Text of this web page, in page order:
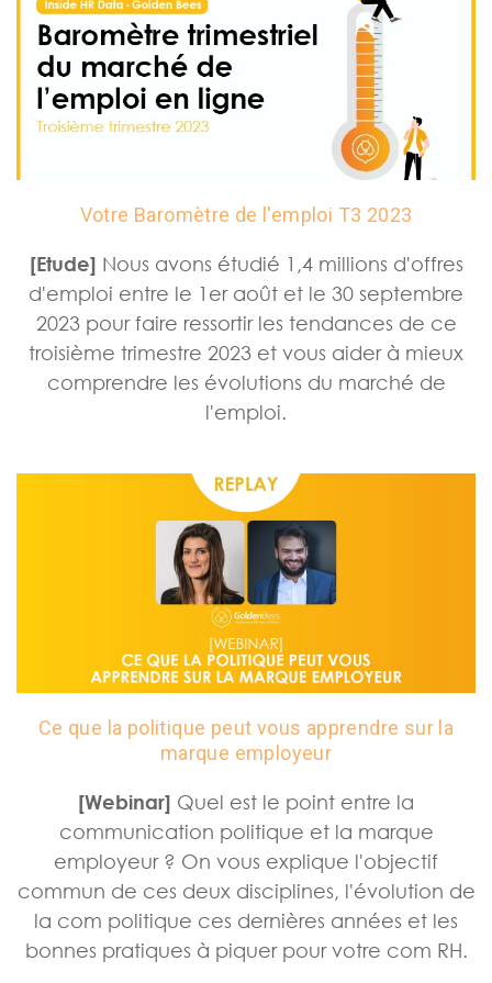
Votre Baromètre de l'emploi T3 2023
[Etude] Nous avons étudié 1,4 millions d'offres
d'emploi entre le 1er août et le 30 septembre
2023 pour faire ressortir les tendances de ce
troisième trimestre 2023 et vous aider à mieux
comprendre les évolutions du marché de
l'emploi.
Ce que la politique peut vous apprendre sur la
marque employeur
[Webinar] Quel est le point entre la
communication politique et la marque
employeur ? On vous explique l'objectif
commun de ces deux disciplines, l'évolution de
la com politique ces dernières années et les
bonnes pratiques à piquer pour votre com RH.